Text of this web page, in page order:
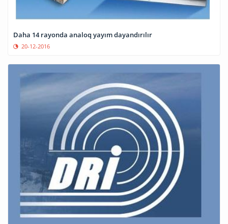
Daha 14 rayonda analoq yayım dayandırılır
20-12-2016